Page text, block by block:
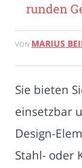
runden
VON MARIUS
Sie bieten
einsetzbar
Design-
Stahl- oder